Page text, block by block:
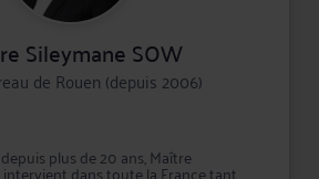
Sileymane SOW
de Rouen (depuis 2006)
plus de 20 ans, Maître
dans toute la France tant